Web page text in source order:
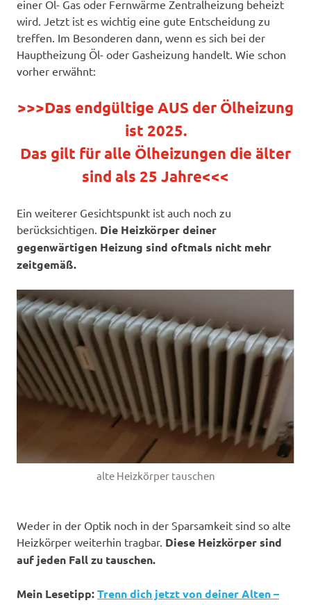
einer Öl- Gas oder Fernwärme Zentralheizung beheizt
wird. Jetzt ist es wichtig eine gute Entscheidung zu
treffen. Im Besonderen dann, wenn es sich bei der
Hauptheizung Öl- oder Gasheizung handelt. Wie schon
vorher erwähnt:
>>>Das endgültige AUS der Ölheizung
ist 2025.
Das gilt für alle Ölheizungen die älter
sind als 25 Jahre<<<
Ein weiterer Gesichtspunkt ist auch noch zu
berücksichtigen. Die Heizkörper deiner
gegenwärtigen Heizung sind oftmals nicht mehr
zeitgemäß.
alte Heizkörper tauschen
Weder in der Optik noch in der Sparsamkeit sind so alte
Heizkörper weiterhin tragbar. Diese Heizkörper sind
auf jeden Fall zu tauschen.
Mein Lesetipp:Trenn dich jetzt von deiner Alten –